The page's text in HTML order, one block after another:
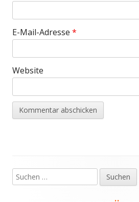
E-Mail-Adresse *
Website
Haupt-
Suchen
nach: